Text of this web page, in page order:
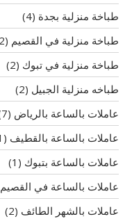
طباخة منزلية بجدة (4)
طباخة منزلية في القصيم (2)
طباخة منزلية في تبوك (2)
طباخه منزلية الجبيل (2)
عاملات بالساعة بالرياض (7)
عاملات بالساعة بالقطيف (1)
عاملات بالساعة بتبوك (1)
عاملات بالساعة في القصيم
عاملات بالشهر الطائف (2)